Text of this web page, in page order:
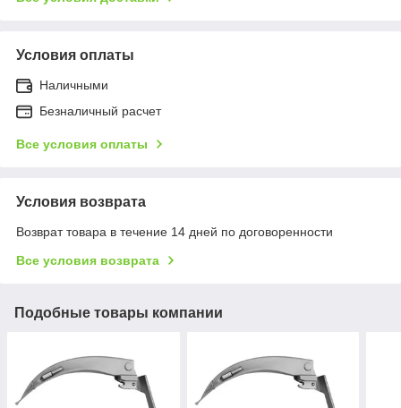
Условия оплаты
Наличными
Безналичный расчет
Все условия оплаты
Условия возврата
Возврат товара в течение 14 дней по договоренности
Все условия возврата
Подобные товары компании